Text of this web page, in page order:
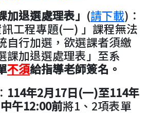
加退選處理表」 (請下載)：
工程專題(一) 」課程無法
自行加選，欲選課者須繳
課加退選處理表」至系
不須給指導老師簽名。
114年2月17日(一)至114年
午12:00前將1、2項表單